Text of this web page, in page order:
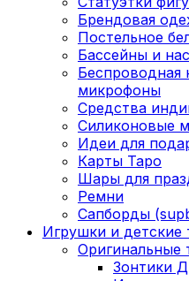
Брендовая
Постельное
Бассейны и
Беспроводная
микрофоны
Средства
Силиконовые
Идеи для
Карты Таро
Шары для
Ремни
Сапборды
Игрушки и детские
Оригинальные
Зонтики